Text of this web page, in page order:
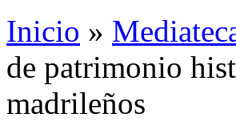
Inicio »
de patrimonio
madrileños